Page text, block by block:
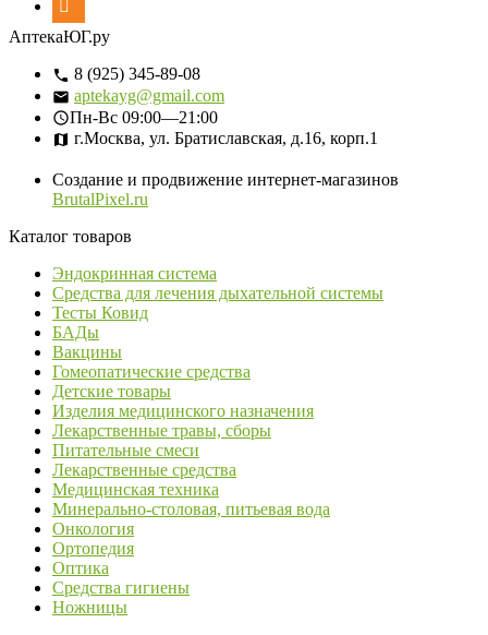
АптекаЮГ.ру
8 (925) 345-89-08
aptekayg@gmail.com
Пн-Вс 09:00—21:00
г.Москва, ул. Братиславская, д.16, корп.1
Создание и продвижение интернет-магазинов
BrutalPixel.ru
Каталог товаров
Эндокринная система
Средства для лечения дыхательной системы
Тесты Ковид
БАДы
Вакцины
Гомеопатические средства
Детские товары
Изделия медицинского назначения
Лекарственные травы, сборы
Питательные смеси
Лекарственные средства
Медицинская техника
Минерально-столовая, питьевая вода
Онкология
Ортопедия
Оптика
Средства гигиены
Ножницы